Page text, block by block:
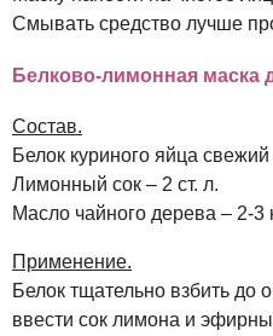
Смывать средство лучше
Белково-лимонная маска
Состав.
Белок куриного яйца
Лимонный сок – 2 ст. л.
Масло чайного дерева – 2-3
Применение.
Белок тщательно взбить до
ввести сок лимона и